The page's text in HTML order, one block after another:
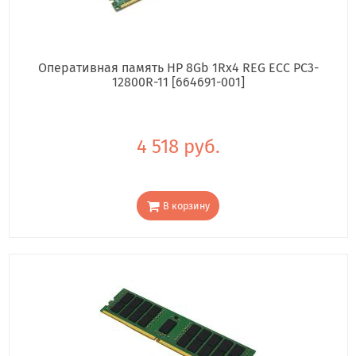
Оперативная память HP 8Gb 1Rx4 REG ECC PC3-
12800R-11 [664691-001]
4 518 руб.
В корзину